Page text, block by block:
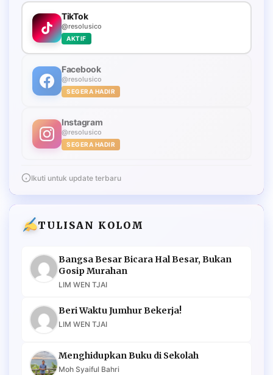
TikTok
@resolusico
AKTIF
Facebook
@resolusico
SEGERA HADIR
Instagram
@resolusico
SEGERA HADIR
Ikuti untuk update terbaru
TULISAN KOLOM
Bangsa Besar Bicara Hal Besar, Bukan
Gosip Murahan
LIM WEN TJAI
Beri Waktu Jumhur Bekerja!
LIM WEN TJAI
Menghidupkan Buku di Sekolah
Moh Syaiful Bahri